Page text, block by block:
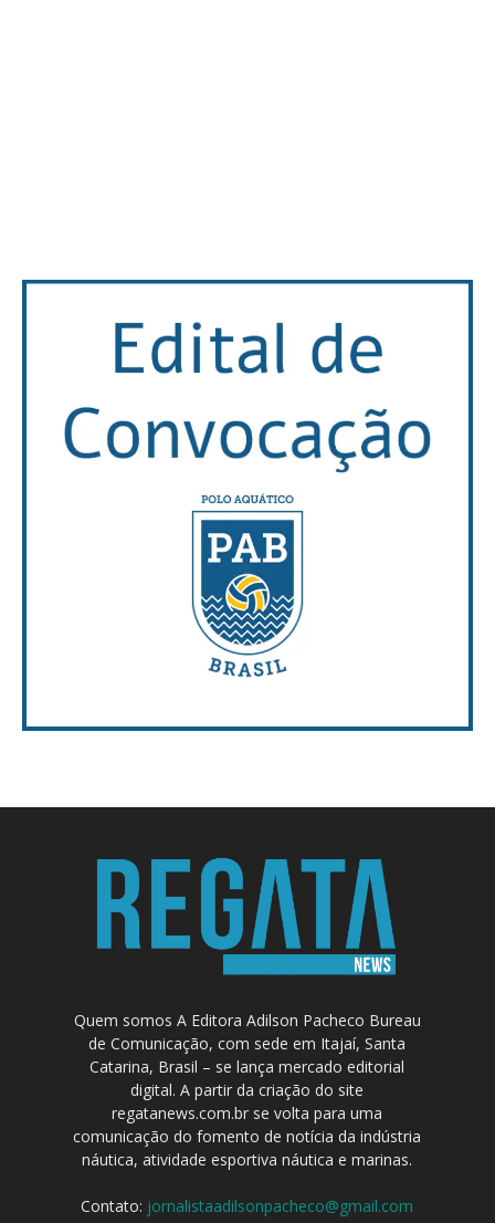
Quem somos A Editora Adilson Pacheco Bureau
de Comunicação, com sede em Itajaí, Santa
Catarina, Brasil – se lança mercado editorial
digital. A partir da criação do site
regatanews.com.br se volta para uma
comunicação do fomento de notícia da indústria
náutica, atividade esportiva náutica e marinas.
Contato: jornalistaadilsonpacheco@gmail.com